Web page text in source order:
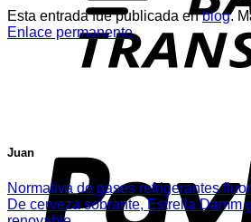
Esta entrada fue publicada enblog.
Enlace permanente.
Juan
Normativa de gases refrigerantes
De cerveza sobrante, Estrella Damm